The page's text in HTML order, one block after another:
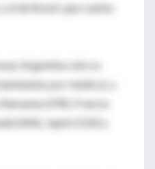
al de Brasil, que cuenta
Argentina sólo es
por médico), y
(290), Francia
(440), Japón (520) y